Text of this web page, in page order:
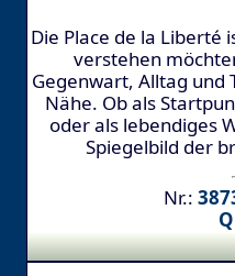
Die Place de la Liberté
verstehen
Gegenwart, Alltag und
Nähe. Ob als
oder als lebendiges
Spiegelbild der
Nr.: